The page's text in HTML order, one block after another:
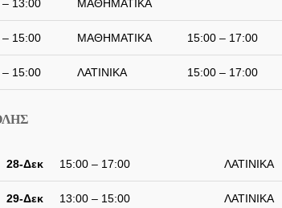
– 13:00 ΜΑΘΗΜΑΤΙΚΑ
– 15:00 ΜΑΘΗΜΑΤΙΚΑ 15:00 – 17:00
– 15:00 ΛΑΤΙΝΙΚΑ 15:00 – 17:00
28-Δεκ 15:00 – 17:00 ΛΑΤΙΝΙΚΑ
29-Δεκ 13:00 – 15:00 ΛΑΤΙΝΙΚΑ